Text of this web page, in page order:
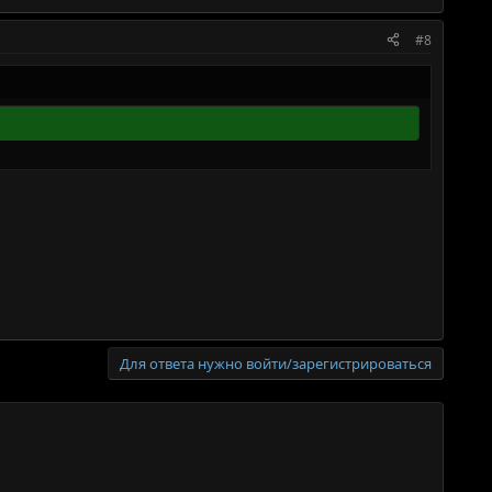
#8
Для ответа нужно войти/зарегистрироваться